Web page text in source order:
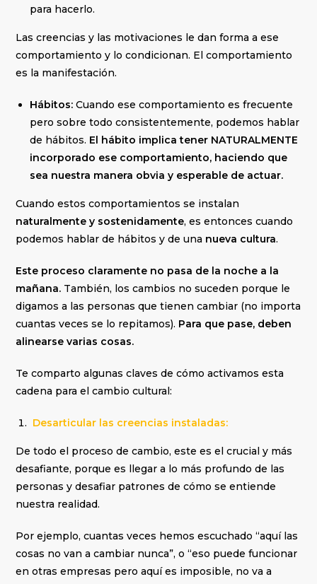
para hacerlo.
Las creencias y las motivaciones le dan forma a ese
comportamiento y lo condicionan. El comportamiento
es la manifestación.
Hábitos:Cuando ese comportamiento es frecuente
pero sobre todo consistentemente, podemos hablar
de hábitos. El hábito implica tener NATURALMENTE
incorporado ese comportamiento, haciendo que
sea nuestra manera obvia y esperable de actuar.
Cuando estos comportamientos se instalan
naturalmente y sostenidamente, es entonces cuando
podemos hablar de hábitos y de una nueva cultura.
Este proceso claramente no pasa de la noche a la
mañana. También, los cambios no suceden porque le
digamos a las personas que tienen cambiar (no importa
cuantas veces se lo repitamos). Para que pase, deben
alinearse varias cosas.
Te comparto algunas claves de cómo activamos esta
cadena para el cambio cultural:
Desarticular las creencias instaladas:
De todo el proceso de cambio, este es el crucial y más
desafiante, porque es llegar a lo más profundo de las
personas y desafiar patrones de cómo se entiende
nuestra realidad.
Por ejemplo, cuantas veces hemos escuchado “aquí las
cosas no van a cambiar nunca”, o “eso puede funcionar
en otras empresas pero aquí es imposible, no va a